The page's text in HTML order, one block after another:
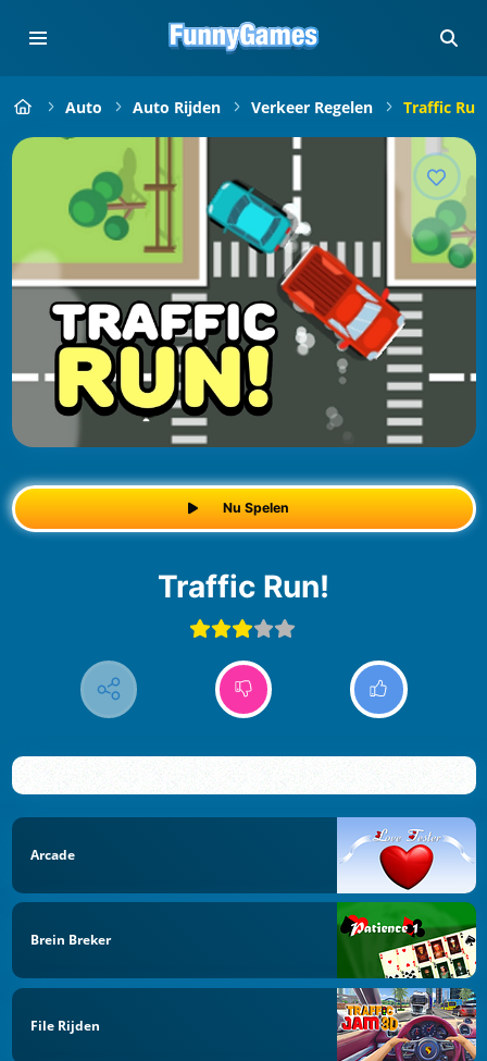
Auto Auto Rijden Verkeer Regelen Traffic
Nu Spelen
Traffic Run!
Arcade
Brein Breker
File Rijden